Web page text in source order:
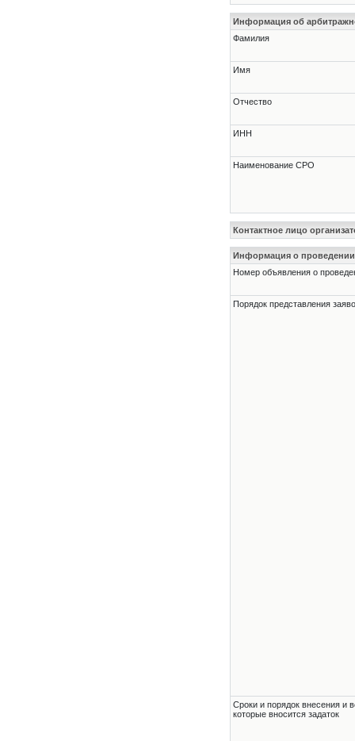
Информация об
Фамилия
Имя
Отчество
ИНН
Наименование СРО
Контактное лицо
Информация о проведении
Номер объявления о
Порядок представления
Сроки и порядок внесения и
которые вносится задаток